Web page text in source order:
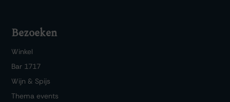
Bezoeken
Winkel
Bar 1717
Wijn & Spijs
Thema events